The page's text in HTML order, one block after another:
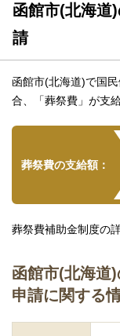
函館市(北海道
請
函館市(北海道)で国
合、「葬祭費」が支
葬祭費の支給額：
葬祭費補助金制度の
函館市(北海道)
申請に関する